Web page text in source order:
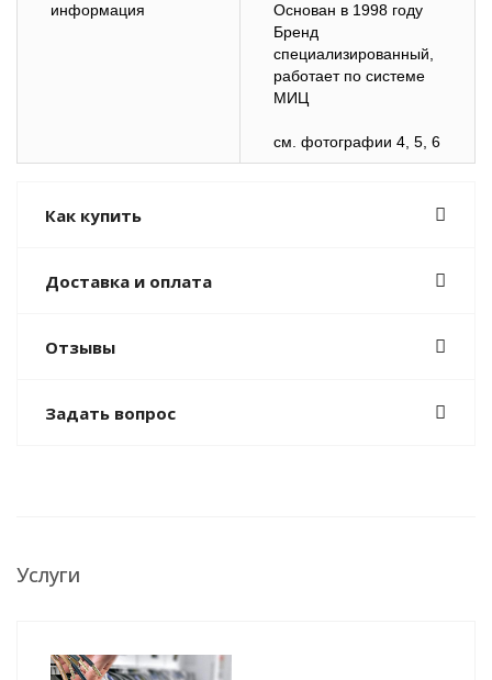
информация
Основан в 1998 году
Бренд
специализированный,
работает по системе
МИЦ
см. фотографии 4, 5, 6
Как купить
Доставка и оплата
Отзывы
Задать вопрос
Услуги